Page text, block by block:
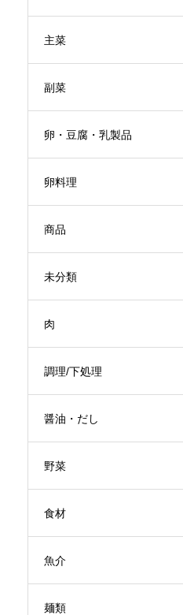
主菜
副菜
卵・豆腐・乳製品
卵料理
商品
未分類
肉
調理/下処理
醤油・だし
野菜
食材
魚介
麺類